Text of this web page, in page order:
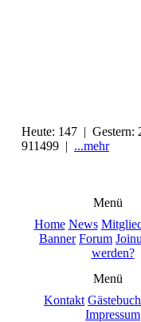
Heute: 147 | Gestern:
911499 | ...mehr
Menü
Home News
Banner Forum
werden?
Menü
Kontakt Gästebuch
Impressum